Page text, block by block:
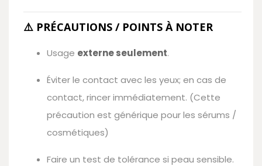
⚠️ PRÉCAUTIONS / POINTS À NOTER
Usage externe seulement.
Éviter le contact avec les yeux; en cas de
contact, rincer immédiatement. (Cette
précaution est générique pour les sérums /
cosmétiques)
Faire un test de tolérance si peau sensible.